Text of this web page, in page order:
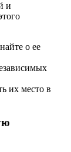
и
о ее
их место в